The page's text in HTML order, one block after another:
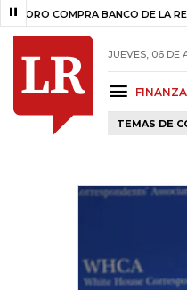
COMPRA BANCO DE LA REPÚBLICA
JUEVES, 06 DE
TEMAS DE